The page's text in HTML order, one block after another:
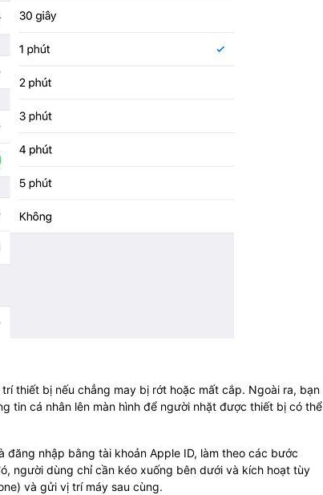
thiết bị nếu chẳng may bị rớt hoặc mất cắp. Ngoài ra, bạn
tin cá nhân lên màn hình để người nhặt được thiết bị có thể
nhập bằng tài khoản Apple ID, làm theo các bước
người dùng chỉ cần kéo xuống bên dưới và kích hoạt tùy
và gửi vị trí máy sau cùng.